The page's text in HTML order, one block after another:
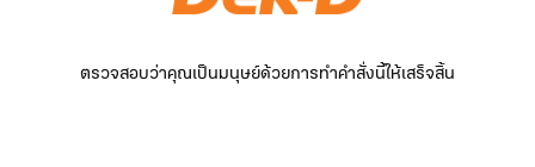
ตรวจสอบว่าคุณเป็นมนุษย์ด้วยการทำคำสั่งนี้ให้เสร็จสิ้น